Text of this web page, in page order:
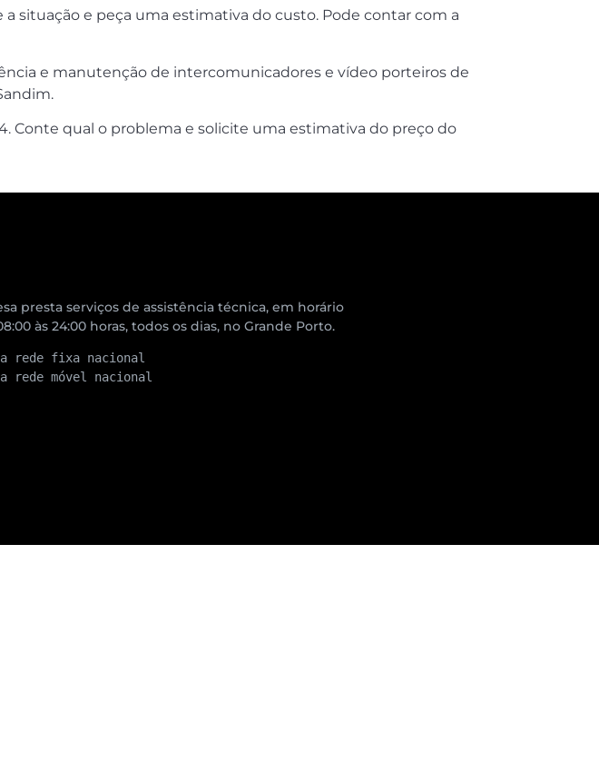
situação e peça uma estimativa do custo. Pode contar com a
e manutenção de intercomunicadores e vídeo porteiros de
Conte qual o problema e solicite uma estimativa do preço do
presta serviços de assistência técnica, em horário
às 24:00 horas, todos os dias, no Grande Porto.
rede fixa nacional
rede móvel nacional